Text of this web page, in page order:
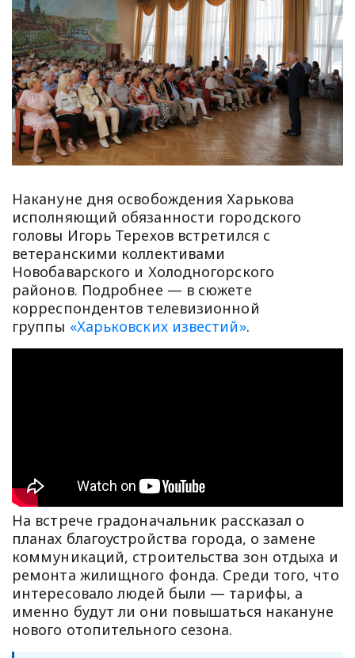
Накануне дня освобождения Харькова
исполняющий обязанности городского
головы Игорь Терехов встретился с
ветеранскими коллективами
Новобаварского и Холодногорского
районов. Подробнее — в сюжете
корреспондентов телевизионной
группы «Харьковских известий».
На встрече градоначальник рассказал о
планах благоустройства города, о замене
коммуникаций, строительства зон отдыха и
ремонта жилищного фонда. Среди того, что
интересовало людей были — тарифы, а
именно будут ли они повышаться накануне
нового отопительного сезона.